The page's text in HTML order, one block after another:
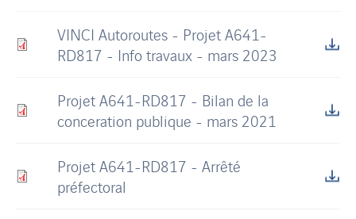
VINCI Autoroutes - Projet A641-
RD817 - Info travaux - mars 2023
Projet A641-RD817 - Bilan de la
conceration publique - mars 2021
Projet A641-RD817 - Arrêté
préfectoral